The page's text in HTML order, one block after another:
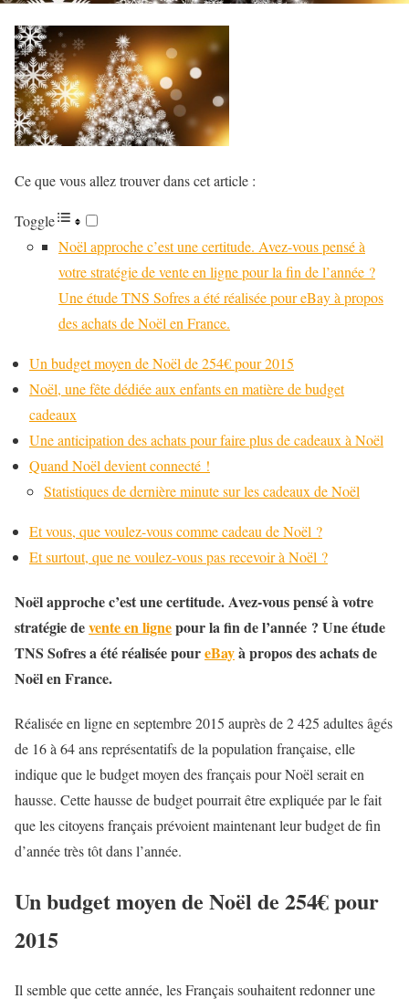
Ce que vous allez trouver dans cet article :
Toggle
Noël approche c’est une certitude. Avez-vous pensé à
votre stratégie de vente en ligne pour la fin de l’année ?
Une étude TNS Sofres a été réalisée pour eBay à propos
des achats de Noël en France.
Un budget moyen de Noël de 254€ pour 2015
Noël, une fête dédiée aux enfants en matière de budget
cadeaux
Une anticipation des achats pour faire plus de cadeaux à Noël
Quand Noël devient connecté !
Statistiques de dernière minute sur les cadeaux de Noël
Et vous, que voulez-vous comme cadeau de Noël ?
Et surtout, que ne voulez-vous pas recevoir à Noël ?
Noël approche c’est une certitude. Avez-vous pensé à votre
stratégie devente en lignepour la fin de l’année ? Une étude
TNS Sofres a été réalisée poureBayà propos des achats de
Noël en France.
Réalisée en ligne en septembre 2015 auprès de 2 425 adultes âgés
de 16 à 64 ans représentatifs de la population française, elle
indique que le budget moyen des français pour Noël serait en
hausse. Cette hausse de budget pourrait être expliquée par le fait
que les citoyens français prévoient maintenant leur budget de fin
d’année très tôt dans l’année.
Un budget moyen de Noël de 254€ pour
2015
Il semble que cette année, les Français souhaitent redonner une